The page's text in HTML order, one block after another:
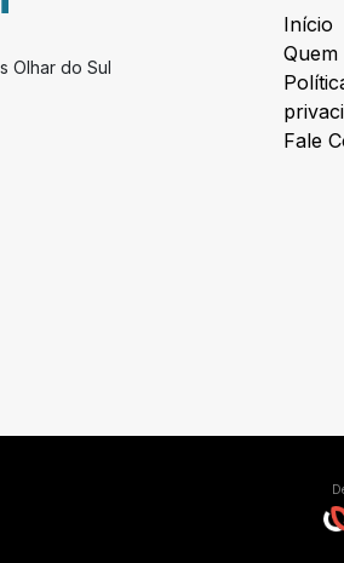
Olhar do Sul
Início
Quem
Fale